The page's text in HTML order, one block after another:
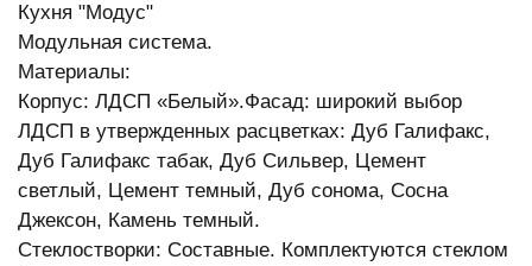
Кухня "Модус"
Модульная система.
Материалы:
Корпус: ЛДСП «Белый».Фасад: широкий выбор
ЛДСП в утвержденных расцветках: Дуб Галифакс,
Дуб Галифакс табак, Дуб Сильвер, Цемент
светлый, Цемент темный, Дуб сонома, Сосна
Джексон, Камень темный.
Стеклостворки: Составные. Комплектуются стеклом